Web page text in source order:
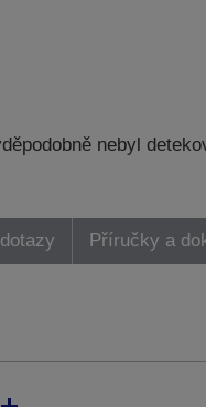
nebyl
Příručky a